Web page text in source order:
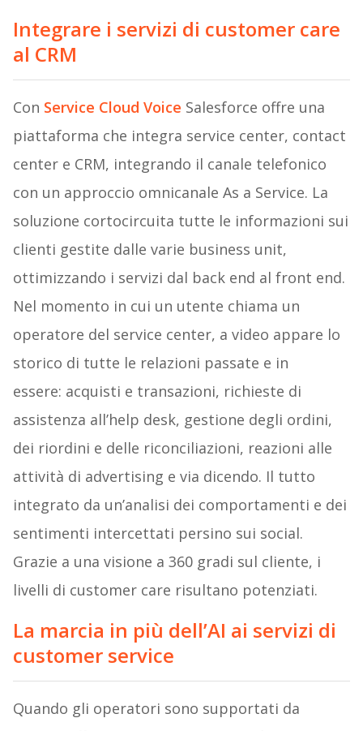
Integrare i servizi di customer care
al CRM
Con Service Cloud Voice Salesforce offre una
piattaforma che integra service center, contact
center e CRM, integrando il canale telefonico
con un approccio omnicanale As a Service. La
soluzione cortocircuita tutte le informazioni sui
clienti gestite dalle varie business unit,
ottimizzando i servizi dal back end al front end.
Nel momento in cui un utente chiama un
operatore del service center, a video appare lo
storico di tutte le relazioni passate e in
essere: acquisti e transazioni, richieste di
assistenza all’help desk, gestione degli ordini,
dei riordini e delle riconciliazioni, reazioni alle
attività di advertising e via dicendo. Il tutto
integrato da un’analisi dei comportamenti e dei
sentimenti intercettati persino sui social.
Grazie a una visione a 360 gradi sul cliente, i
livelli di customer care risultano potenziati.
La marcia in più dell’AI ai servizi di
customer service
Quando gli operatori sono supportati da